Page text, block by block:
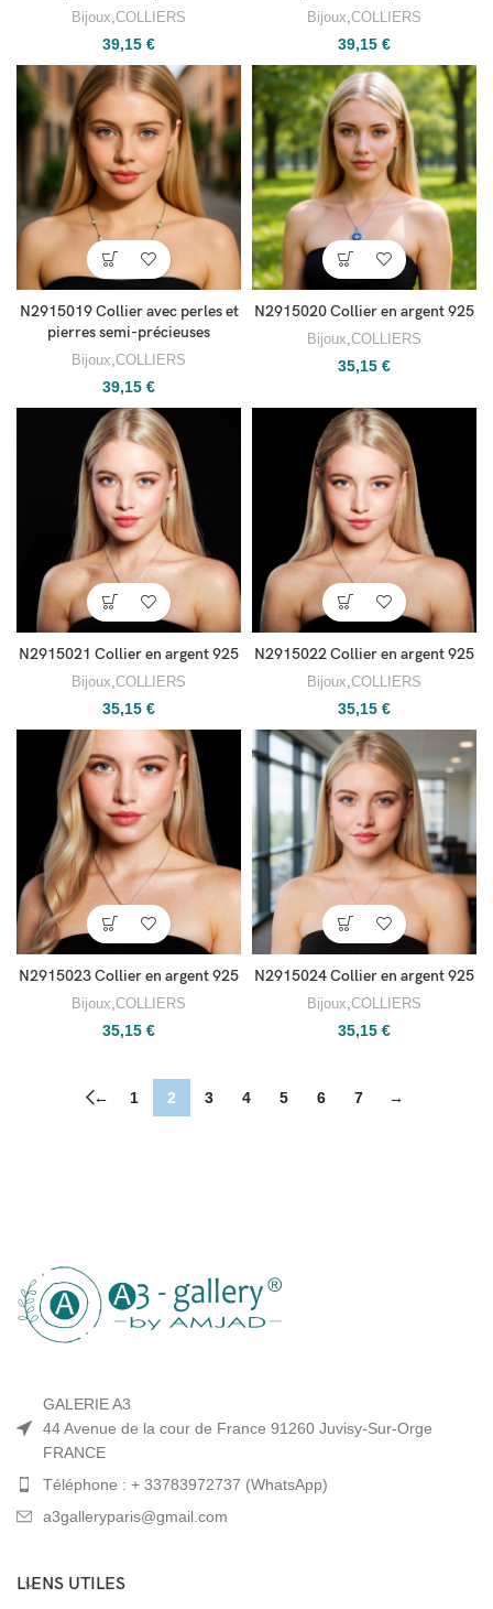
Bijoux COLLIERS
39,15 €
Bijoux COLLIERS
39,15 €
N2915019 Collier avec perles et
pierres semi-précieuses
Bijoux COLLIERS
39,15 €
N2915020 Collier en argent 925
Bijoux COLLIERS
35,15 €
N2915021 Collier en argent 925
Bijoux COLLIERS
35,15 €
N2915022 Collier en argent 925
Bijoux COLLIERS
35,15 €
N2915023 Collier en argent 925
Bijoux COLLIERS
35,15 €
N2915024 Collier en argent 925
Bijoux COLLIERS
35,15 €
← 1 2 3 4 5 6 7 →
GALERIE A3
44 Avenue de la cour de France 91260 Juvisy-Sur-Orge
FRANCE
Téléphone : + 33783972737 (WhatsApp)
a3galleryparis@gmail.com
LIENS UTILES